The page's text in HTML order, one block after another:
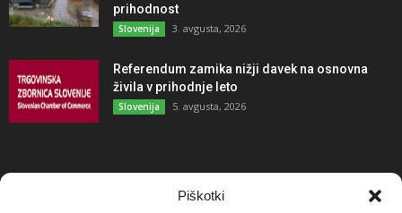
Piškotki
prihodnost
Slovenija 3. avgusta, 2026
Referendum zamika nižji davek na osnovna
živila v prihodnje leto
Slovenija 5. avgusta, 2026
NAJBOLJ KOMENTIRANO